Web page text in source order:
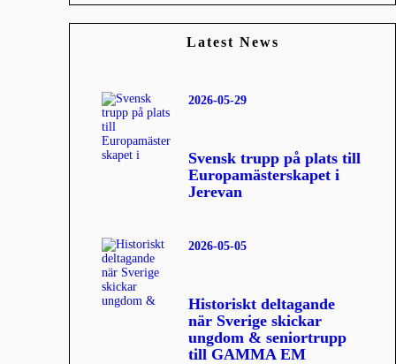
Latest News
Svensk trupp på plats till
Europamästerskapet i
Jerevan
2026-05-29
Historiskt deltagande
när Sverige skickar
ungdom & seniortrupp
till GAMMA EM
2026-05-05